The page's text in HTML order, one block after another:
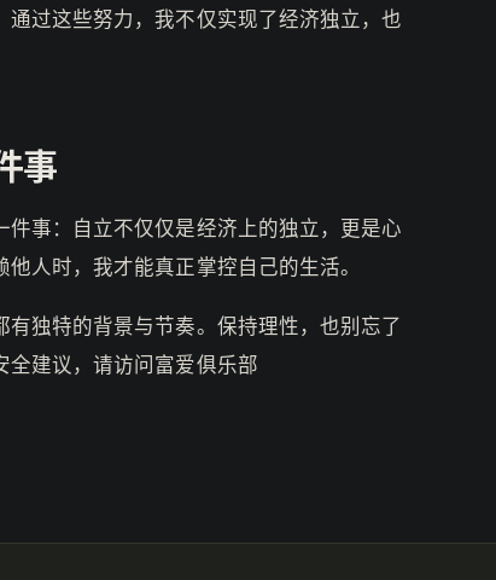
过这些努力，我不仅实现了经济独立，也
事
事：自立不仅仅是经济上的独立，更是心
人时，我才能真正掌控自己的生活。
独特的背景与节奏。保持理性，也别忘了
建议，请访问富爱俱乐部